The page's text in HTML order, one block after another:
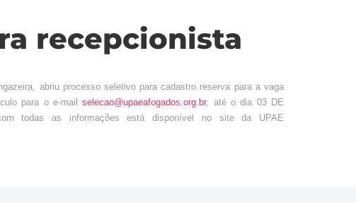
recepcionista
abriu processo seletivo para cadastro reserva para a vaga
para o e-mailselecao@upaeafogados.org.br, até o dia 03 DE
todas as informações está disponível no site da UPAE